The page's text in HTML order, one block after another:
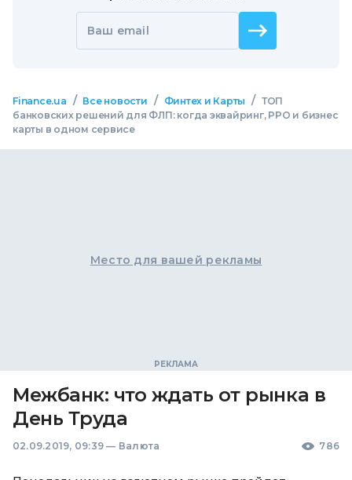
Ваш email
Finance.ua / Все новости / Финтех и Карты / ТОП
банковских решений для ФЛП: когда эквайринг, РРО и бизнес
карты в одном сервисе
Место для вашей рекламы
Межбанк: что ждать от рынка в
День Труда
02.09.2019, 09:39 — Валюта 786